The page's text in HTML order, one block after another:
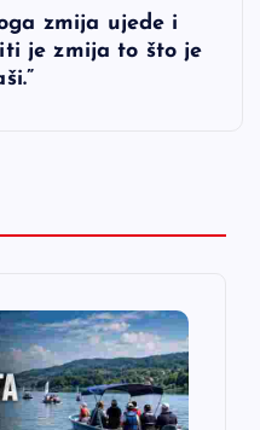
zmija ujede i
je zmija to što je